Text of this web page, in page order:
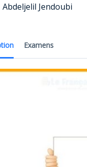
Abdeljelil Jendoubi
Examens